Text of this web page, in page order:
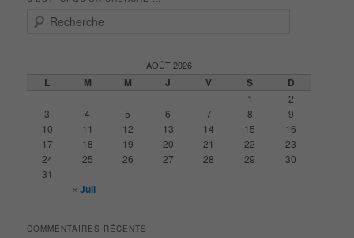
AOÛT 2026
L M M J V S D
1
2
3
4 5 6 7 8
9
10
11 12 13 14 15
16
17
18 19 20 21 22
23
24
25 26 27 28 29
30
31
« Juil
COMMENTAIRES RÉCENTS